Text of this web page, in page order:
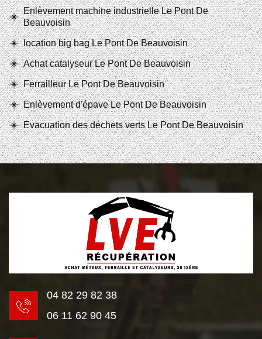
Enlèvement machine industrielle Le Pont De
Beauvoisin
location big bag Le Pont De Beauvoisin
Achat catalyseur Le Pont De Beauvoisin
Ferrailleur Le Pont De Beauvoisin
Enlèvement d'épave Le Pont De Beauvoisin
Evacuation des déchets verts Le Pont De Beauvoisin
04 82 29 82 38
06 11 62 90 45